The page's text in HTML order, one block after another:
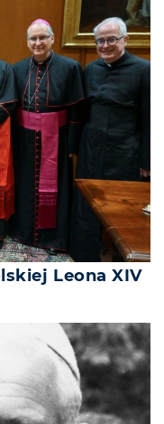
Leona XIV